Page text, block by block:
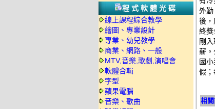
程式軟體光碟
線上課程綜合教學
繪圖、專業設計
專業、幼兒教學
商業、網路、一般
MTV,音樂,歌劇,演唱會
軟體合輯
字型
蘋果電腦
音樂、歌曲
外勤
後，
終獎
剛
薪。
國
假；
相